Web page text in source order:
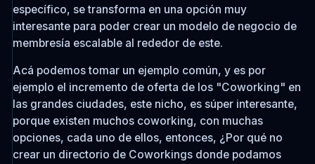
específico, se transforma en una opción muy
interesante para poder crear un modelo de negocio de
membresía escalable al rededor de este.
Acá podemos tomar un ejemplo común, y es por
ejemplo el incremento de oferta de los "Coworking" en
las grandes ciudades, este nicho, es súper interesante,
porque existen muchos coworking, con muchas
opciones, cada uno de ellos, entonces, ¿Por qué no
crear un directorio de Coworkings donde podamos